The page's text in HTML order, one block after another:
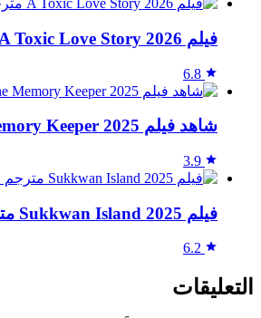
فيلم A Toxic Love Story 2026 مترجم HD
6.8
شاهد فيلم The Memory Keeper 2025 مترجم HD
3.9
فيلم Sukkwan Island 2025 مترجم HD
6.2
التعليقات